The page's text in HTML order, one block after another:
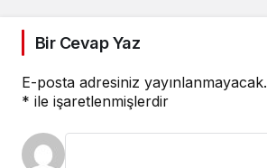
Bir Cevap Yaz
E-posta adresiniz yayınlanmayacak.
* ile işaretlenmişlerdir